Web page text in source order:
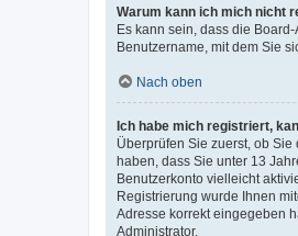
Warum kann ich mich nicht
Es kann sein, dass die
Benutzername, mit dem Sie
Nach oben
Ich habe mich registriert,
Überprüfen Sie zuerst, ob
haben, dass Sie unter 13
Benutzerkonto vielleicht
Registrierung wurde Ihnen
Adresse korrekt eingegeben
Administrator.